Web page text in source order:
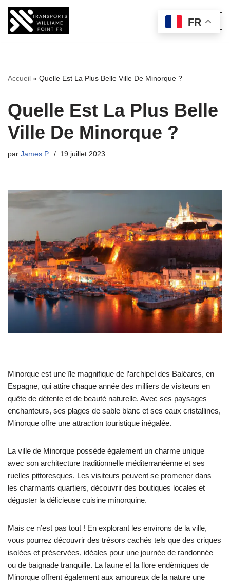
Aller
Accueil » Quelle Est La Plus Belle Ville De Minorque ?
Quelle Est La Plus Belle
Ville De Minorque ?
par James P. 19 juillet 2023
Minorque est une île magnifique de l’archipel des Baléares, en
Espagne, qui attire chaque année des milliers de visiteurs en
quête de détente et de beauté naturelle. Avec ses paysages
enchanteurs, ses plages de sable blanc et ses eaux cristallines,
Minorque offre une attraction touristique inégalée.
La ville de Minorque possède également un charme unique
avec son architecture traditionnelle méditerranéenne et ses
ruelles pittoresques. Les visiteurs peuvent se promener dans
les charmants quartiers, découvrir des boutiques locales et
déguster la délicieuse cuisine minorquine.
Mais ce n’est pas tout ! En explorant les environs de la ville,
vous pourrez découvrir des trésors cachés tels que des criques
isolées et préservées, idéales pour une journée de randonnée
ou de baignade tranquille. La faune et la flore endémiques de
Minorque offrent également aux amoureux de la nature une
FR